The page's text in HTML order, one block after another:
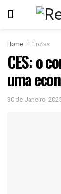
Home Frotas
CES: o
uma
30 de Janeiro,